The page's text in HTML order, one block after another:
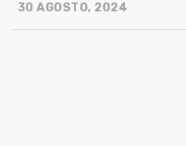
30 AGOSTO, 2024